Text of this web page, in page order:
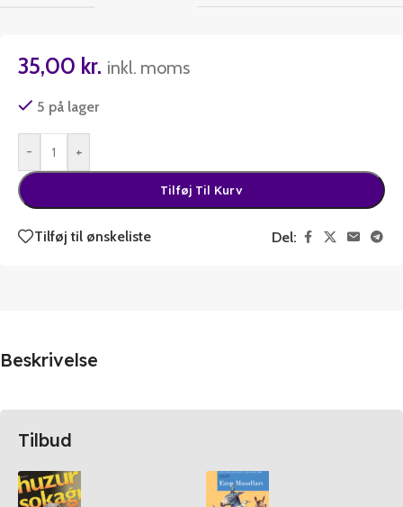
35,00 kr. inkl. moms
5 på lager
- +
Tilføj Til Kurv
Tilføj til ønskeliste Del:
Beskrivelse
Tilbud